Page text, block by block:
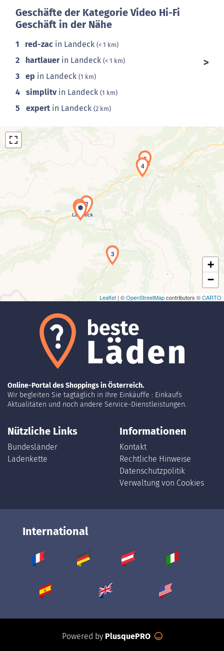
Geschäfte der Kategorie Video Hi-Fi
Geschäft in der Nähe
1 red-zac in Landeck (< 1 km)
2 hartlauerin Landeck (< 1 km)
3 ep in Landeck (1 km)
4 simplitvin Landeck (1 km)
5 expert in Landeck (2 km)
Laden der Karte...
1 2
3
4
5
+
−
Leaflet | ©OpenStreetMapcontributors ©CARTO
Online-Portal des Shoppings in Österreich.
Wir begleiten Sie tagtäglich in Ihre Einkäuffe : Einkaufs
Aktualitäten und noch andere Service-Dienstleistungen.
Nützliche Links
Bundesländer
Ladenkette
Informationen
Kontakt
Rechtliche Hinweise
Datenschutzpolitik
Verwaltung von Cookies
International
Powered by PlusquePRO